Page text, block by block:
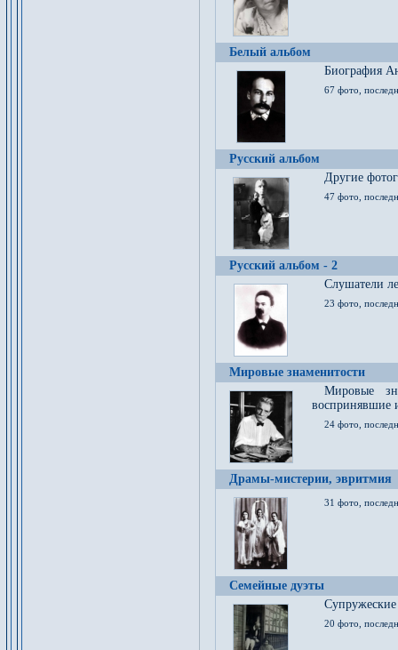
Белый альбом
Биография
67 фото,
Русский альбом
Другие
47 фото,
Русский альбом - 2
Cлушатели
23 фото,
Мировые знаменитости
Мировые
воспринявшие
24 фото,
Драмы-мистерии, эвритмия
31 фото,
Семейные дуэты
20 фото,